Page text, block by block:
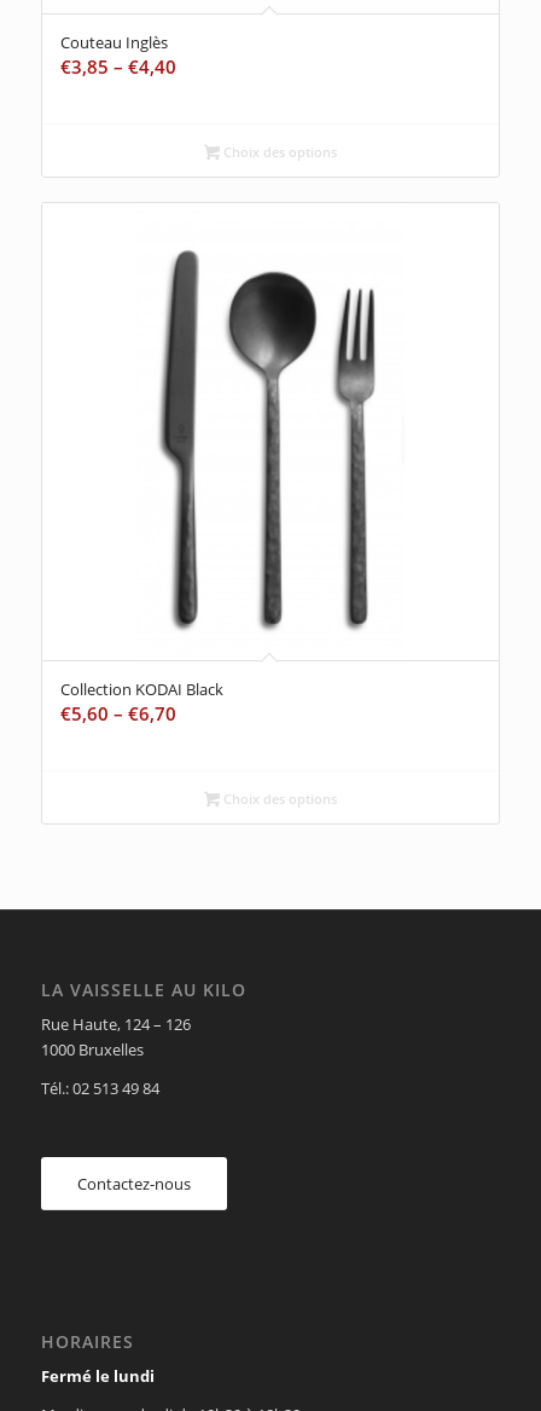
Couteau Inglès
€3,85 – €4,40
Choix des options
Collection KODAI Black
€5,60 – €6,70
Choix des options
LA VAISSELLE AU KILO
Rue Haute, 124 – 126
1000 Bruxelles
Tél.: 02 513 49 84
Contactez-nous
HORAIRES
Fermé le lundi